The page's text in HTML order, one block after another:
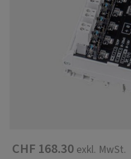
CHF 168.30 exkl. MwSt.